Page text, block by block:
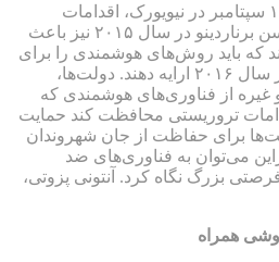
علاوه بر حملات تروریستی ۱۱ سپتامبر در نیویورک، اقدامات
تروریستی اخیر در پاریس و سن برناردینو در سال ۲۰۱۵ نیز باعث
که باید روش‌های هوشمندی را برای
فعالیت‌های ضد تروریستی در سال ۲۰۱۶ ارایه دهند. دولت‌ها،
از فناوری‌های هوشمندی که
تروریستی محافظت کند حمایت
برای حفاظت از جان شهروندان
می‌توان به فناوری‌های ضد
بزرگ نگاه کرد. آنتونی پزوتی،
همراه